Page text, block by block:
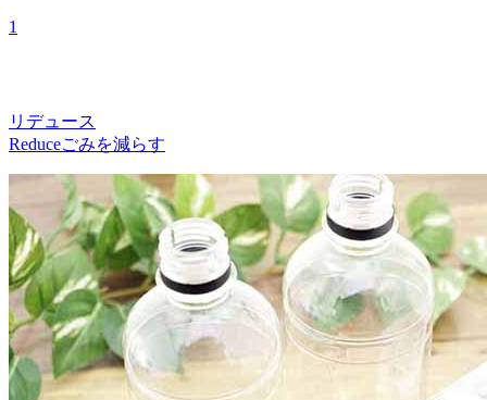
1
リデュース
Reduceごみを減らす